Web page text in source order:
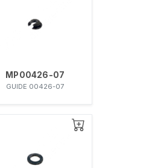
MP00426-07
GUIDE 00426-07